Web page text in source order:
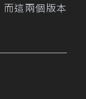
這兩個版本